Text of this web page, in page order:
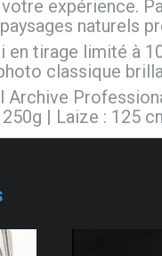
expérience.
naturels
en tirage limité à
classique
Archive
| Laize : 125